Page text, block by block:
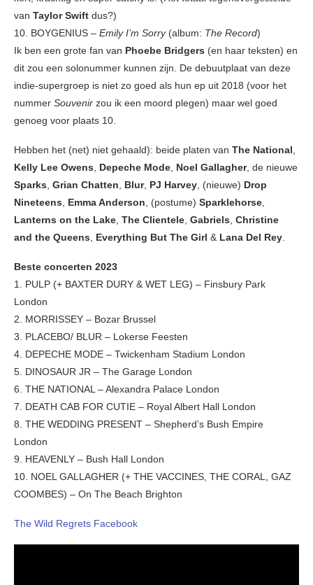
van Taylor Swift dus?)
10. BOYGENIUS – Emily I’m Sorry(album: The Record)
Ik ben een grote fan van Phoebe Bridgers (en haar teksten) en
dit zou een solonummer kunnen zijn. De debuutplaat van deze
indie-supergroep is niet zo goed als hun ep uit 2018 (voor het
nummer Souvenir zou ik een moord plegen) maar wel goed
genoeg voor plaats 10.
Hebben het (net) niet gehaald): beide platen van The National,
Kelly Lee Owens, Depeche Mode, Noel Gallagher, de nieuwe
Sparks, Grian Chatten, Blur, PJ Harvey, (nieuwe) Drop
Nineteens, Emma Anderson, (postume) Sparklehorse,
Lanterns on the Lake, The Clientele, Gabriels, Christine
and the Queens, Everything But The Girl & Lana Del Rey.
Beste concerten 2023
1. PULP (+ BAXTER DURY & WET LEG) – Finsbury Park
London
2. MORRISSEY – Bozar Brussel
3. PLACEBO/ BLUR – Lokerse Feesten
4. DEPECHE MODE – Twickenham Stadium London
5. DINOSAUR JR – The Garage London
6. THE NATIONAL – Alexandra Palace London
7. DEATH CAB FOR CUTIE – Royal Albert Hall London
8. THE WEDDING PRESENT – Shepherd’s Bush Empire
London
9. HEAVENLY – Bush Hall London
10. NOEL GALLAGHER (+ THE VACCINES, THE CORAL, GAZ
COOMBES) – On The Beach Brighton
The Wild Regrets Facebook